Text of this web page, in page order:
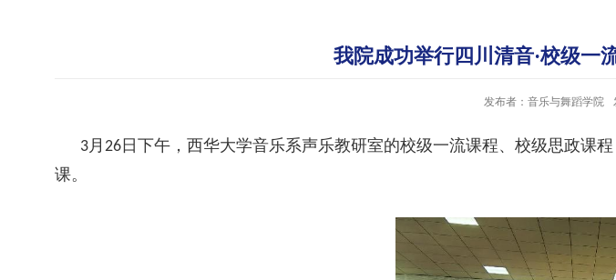
我院成功举行四川清音·校级一
发布者：音乐与舞蹈学院
3月 26日下午，西华大学音乐系声乐教研室的校级一流课程、校级思政课
课。